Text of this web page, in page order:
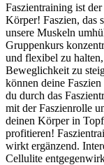
Faszientraining ist
Körper! Faszien, das
unsere Muskeln
Gruppenkurs
und flexibel zu
Beweglichkeit zu
können deine
du durch das
mit der Faszienrolle
deinen Körper in
profitieren!
wirkt ergänzend.
Cellulite